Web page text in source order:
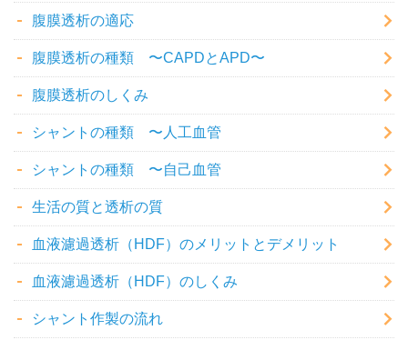
腹膜透析の適応
腹膜透析の種類 〜CAPDとAPD〜
腹膜透析のしくみ
シャントの種類 〜人工血管
シャントの種類 〜自己血管
生活の質と透析の質
血液濾過透析（HDF）のメリットとデメリット
血液濾過透析（HDF）のしくみ
シャント作製の流れ